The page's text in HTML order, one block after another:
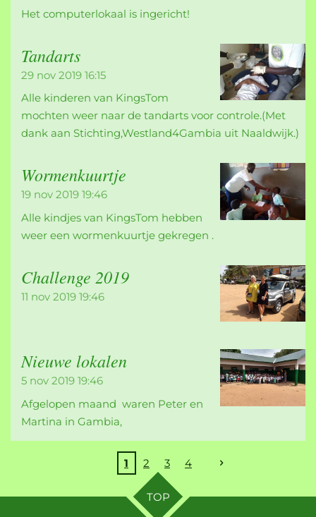
Het computerlokaal is ingericht!
Tandarts
29 nov 2019 16:15
Alle kinderen van KingsTom
mochten weer naar de tandarts voor controle.(Met
dank aan Stichting,Westland4Gambia uit Naaldwijk.)
Wormenkuurtje
19 nov 2019 19:46
Alle kindjes van KingsTom hebben
weer een wormenkuurtje gekregen .
Challenge 2019
11 nov 2019 19:46
Nieuwe lokalen
5 nov 2019 19:46
Afgelopen maand waren Peter en
Martina in Gambia,
1 2 3 4
TOP